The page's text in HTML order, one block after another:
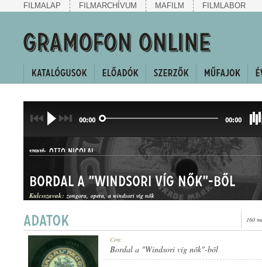
FILMALAP FILMARCHÍVUM MAFILM FILMLABOR
00:00 00:00
SZERZŐ: OTTO NICOLAI
ÁRIA
Bordal a "Windsori víg nők"-ből
Kulcsszavak: zongora opera a windsori víg nők
160
Cím:
Bordal a "Windsori víg nők"-ből